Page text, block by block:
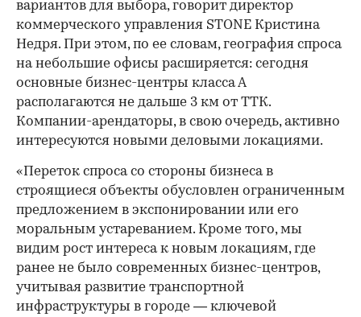
вариантов для выбора, говорит директор
коммерческого управления STONE Кристина
Недря. При этом, по ее словам, география спроса
на небольшие офисы расширяется: сегодня
основные бизнес-центры класса А
располагаются не дальше 3 км от ТТК.
Компании-арендаторы, в свою очередь, активно
интересуются новыми деловыми локациями.
«Переток спроса со стороны бизнеса в
строящиеся объекты обусловлен ограниченным
предложением в экспонировании или его
моральным устареванием. Кроме того, мы
видим рост интереса к новым локациям, где
ранее не было современных бизнес-центров,
учитывая развитие транспортной
инфраструктуры в городе — ключевой